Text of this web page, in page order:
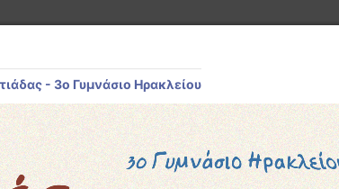
- 3ο Γυμνάσιο Ηρακλείου